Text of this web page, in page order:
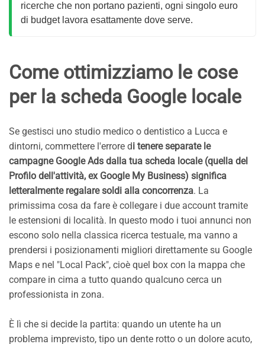
ricerche che non portano pazienti, ogni singolo euro
di budget lavora esattamente dove serve.
Come ottimizziamo le cose
per la scheda Google locale
Se gestisci uno studio medico o dentistico a Lucca e
dintorni, commettere l'errore di tenere separate le
campagne Google Ads dalla tua scheda locale (quella del
Profilo dell'attività, ex Google My Business) significa
letteralmente regalare soldi alla concorrenza. La
primissima cosa da fare è collegare i due account tramite
le estensioni di località. In questo modo i tuoi annunci non
escono solo nella classica ricerca testuale, ma vanno a
prendersi i posizionamenti migliori direttamente su Google
Maps e nel "Local Pack", cioè quel box con la mappa che
compare in cima a tutto quando qualcuno cerca un
professionista in zona.
È lì che si decide la partita: quando un utente ha un
problema imprevisto, tipo un dente rotto o un dolore acuto,